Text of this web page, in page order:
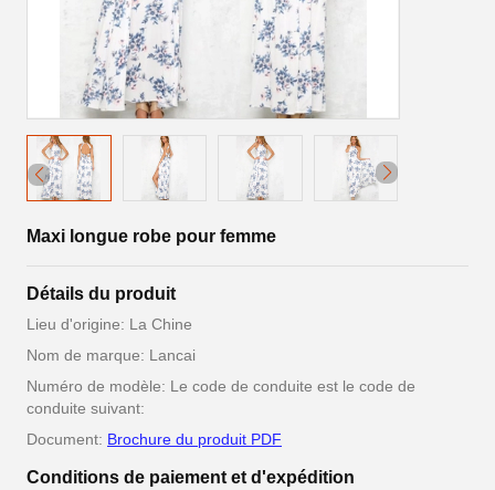
Maxi longue robe pour femme
Détails du produit
Lieu d'origine: La Chine
Nom de marque: Lancai
Numéro de modèle: Le code de conduite est le code de
conduite suivant:
Document: Brochure du produit PDF
Conditions de paiement et d'expédition